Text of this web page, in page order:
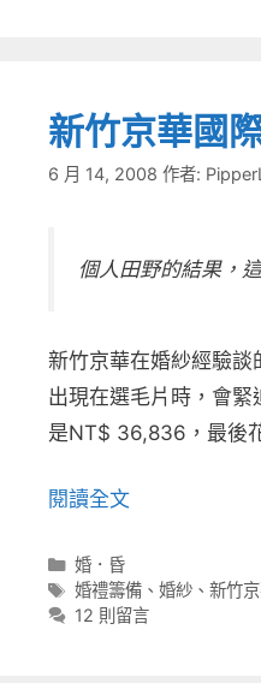
新竹京華國
6 月 14, 2008 作者: PipperL
個人田野的結果，
新竹京華在婚紗經驗
出現在選毛片時，會
是NT$ 36,836，最後
閱讀全文
分
類
婚．昏
標
籤
婚禮籌備、 婚紗、 新竹
12 則留言